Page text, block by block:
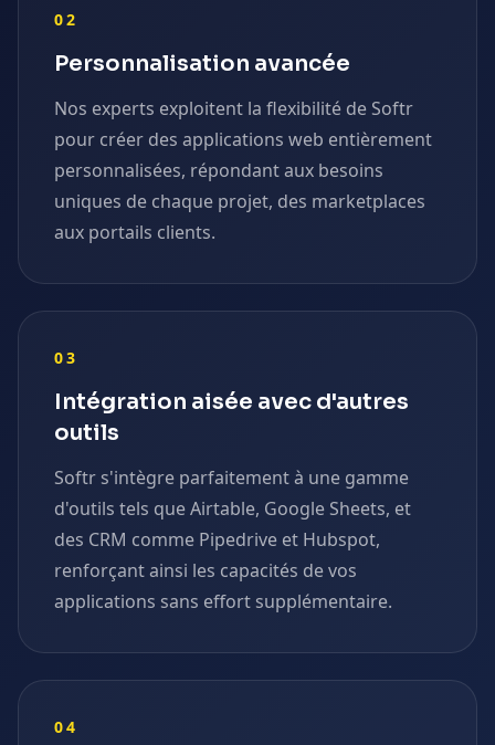
02
Personnalisation avancée
Nos experts exploitent la flexibilité de Softr
pour créer des applications web entièrement
personnalisées, répondant aux besoins
uniques de chaque projet, des marketplaces
aux portails clients.
03
Intégration aisée avec d'autres
outils
Softr s'intègre parfaitement à une gamme
d'outils tels que Airtable, Google Sheets, et
des CRM comme Pipedrive et Hubspot,
renforçant ainsi les capacités de vos
applications sans effort supplémentaire.
04